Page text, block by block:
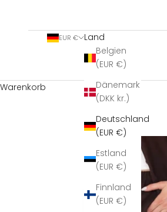
EUR €
Land
Belgien
(EUR €)
Dänemark
(DKK kr.)
Deutschland
(EUR €)
Estland
(EUR €)
Finnland
(EUR €)
Warenkorb